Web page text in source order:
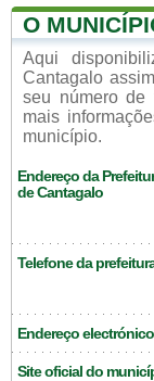
O
Aqui
Cantagalo
seu número de
mais
município.
Endereço da
de Cantagalo
Telefone da
Endereço
Site oficial do